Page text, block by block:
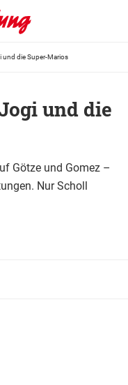
und die Super-Marios
und die
Götze und Gomez –
Nur Scholl